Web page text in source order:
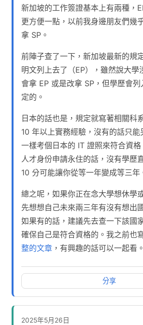
新加坡的工作簽證基本上有兩種，
更方便一點，以前我身邊朋友們幾
拿 SP。
前陣子查了一下，新加坡最新的規
明文列上去了（EP），雖然說大學
會拿 EP 或是改拿 SP，但學歷會
定的。
日本的話也是，規定就寫著相關科
10 年以上實務經驗，沒有的話只
一樣考個日本的 IT 證照來符合資
人才身份申請永住的話，沒有學歷
10 分可能讓你從等一年變成等三年
總之呢，如果你正在念大學想休學
先想想自己未來兩三年有沒有想出
如果有的話，建議先去查一下該國
確保自己是符合資格的。我之前也
整的文章 ，有興趣的話可以一起看。
分享
2025年5月26日